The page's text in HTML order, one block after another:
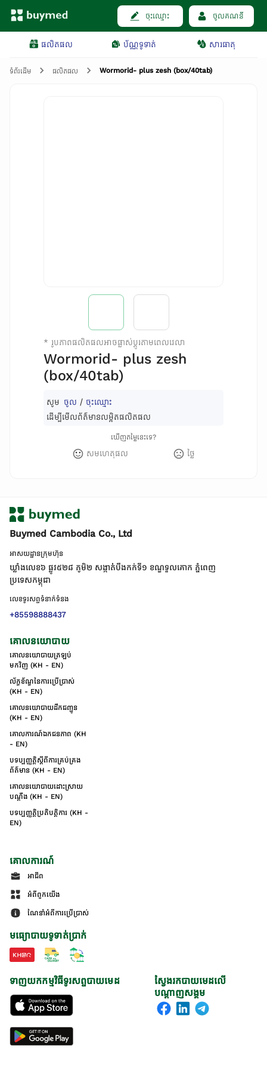
ចុះឈ្មោះ ចូលគណនី
ផលិតផល ប័ណ្ណទូទាត់ សារធាតុ
ទំព័រដើម ផលិតផល Wormorid- plus zesh (box/40tab)
* រូបភាពផលិតផលអាចផ្លាស់ប្តូរតាមពេលវេលា
Wormorid- plus zesh
(box/40tab)
សូម ចូល / ចុះឈ្មោះ
ដើម្បីមើលព័ត៌មានលម្អិតផលិតផល
ឃើញតម្លៃនេះទេ?
សមហេតុផល ថ្លៃ
Buymed Cambodia Co., Ltd
អាសយដ្ឋានក្រុមហ៊ុន
ឃ្លាំងលេខ៦ ផ្លូវ៥២៨ ភូមិ២ សង្កាត់់បឹងកក់ទី១ ខណ្ឌទួលគោក ភ្នំពេញ
ប្រទេសកម្ពុជា
លេខទូរសព្ទទំនាក់ទំនង
+85598888437
គោលនយោបាយ
គោលនយោបាយត្រឡប់
មកវិញ (KH - EN)
ល័ក្ខខ័ណ្ឌនៃការប្រើប្រាស់
(KH - EN)
គោលនយោបាយដឹកជញ្ជូន
(KH - EN)
គោលការណ៍ឯកជនភាព (KH
- EN)
បទប្បញ្ញត្តិស្តីពីការគ្រប់គ្រង
ព័ត៌មាន (KH - EN)
គោលនយោបាយដោះស្រាយ
បណ្ដឹង (KH - EN)
បទប្បញ្ញត្តិប្រតិបត្តិការ (KH -
EN)
គោលការណ៍
អាជីព
អំពីពួកយើង
ណែនាំអំពីការប្រើប្រាស់
មធ្យោបាយទូទាត់ប្រាក់
ស្វែងរកបាយមេដលើ
បណ្តាញសង្គម
ទាញយកកម្មវិធីទូរសព្ទបាយមេដ